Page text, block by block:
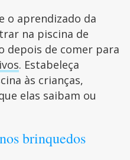
o aprendizado da
na piscina de
depois de comer para
. Estabeleça
às crianças,
elas saibam ou
brinquedos